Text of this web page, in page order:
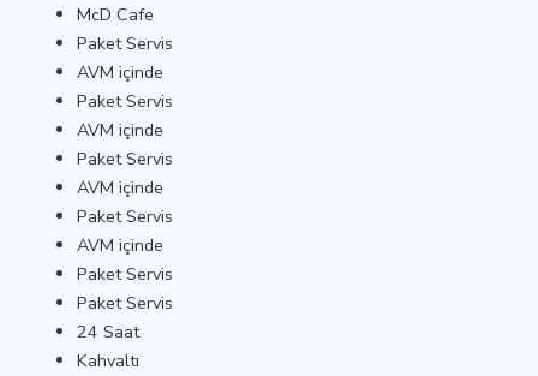
McD Cafe
Paket Servis
AVM içinde
Paket Servis
AVM içinde
Paket Servis
AVM içinde
Paket Servis
AVM içinde
Paket Servis
Paket Servis
24 Saat
Kahvaltı